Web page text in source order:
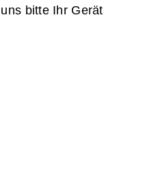
bitte Ihr Gerät